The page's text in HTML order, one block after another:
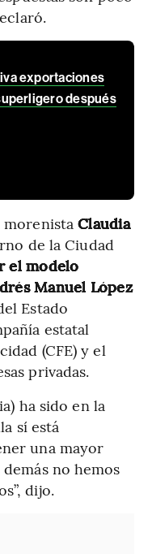
exportaciones
después
morenistaClaudia
de la Ciudad
el modelo
Manuel López
Estado
estatal
(CFE) y el
privadas.
ha sido en la
sí está
una mayor
no hemos
dijo.